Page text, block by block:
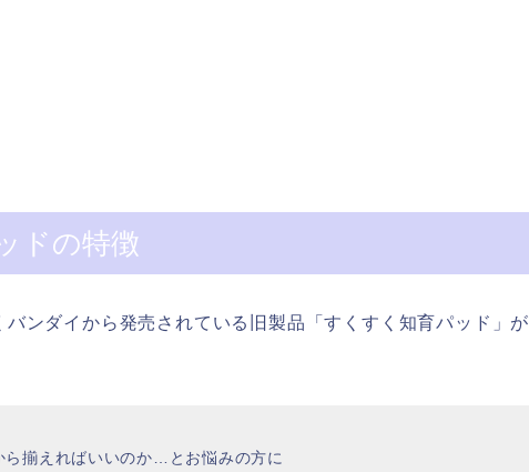
ドの特徴
ンダイから発売されている旧製品「すくすく知育パッド」が
ら揃えればいいのか…とお悩みの方に